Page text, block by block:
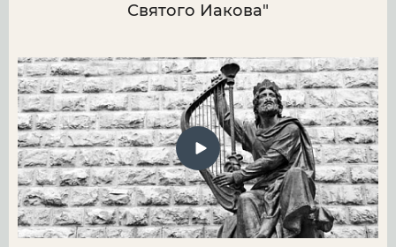
Святого Иакова"